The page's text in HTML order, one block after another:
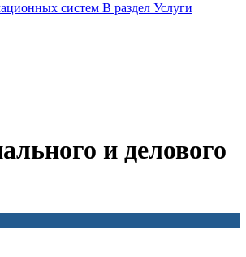
систем В раздел Услуги
и делового